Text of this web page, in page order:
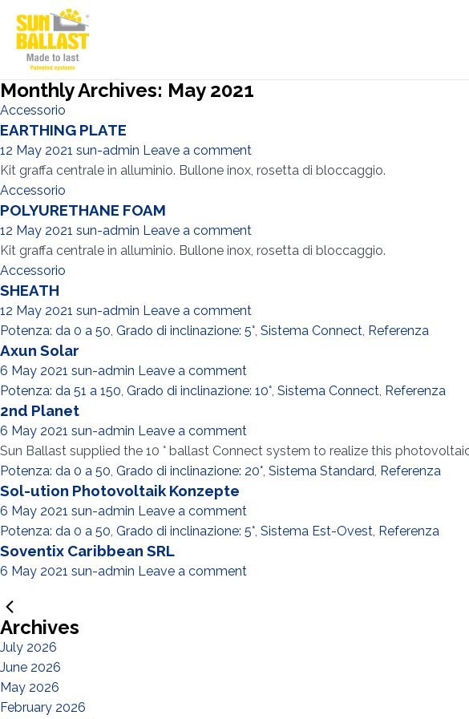
Monthly Archives: May 2021
Accessorio
EARTHING PLATE
12 May 2021 sun-admin Leave a comment
Kit graffa centrale in alluminio. Bullone inox, rosetta di bloccaggio.
Accessorio
POLYURETHANE FOAM
12 May 2021 sun-admin Leave a comment
Kit graffa centrale in alluminio. Bullone inox, rosetta di bloccaggio.
Accessorio
SHEATH
12 May 2021 sun-admin Leave a comment
Potenza: da 0 a 50, Grado di inclinazione: 5°, Sistema Connect, Referenza
Axun Solar
6 May 2021 sun-admin Leave a comment
Potenza: da 51 a 150, Grado di inclinazione: 10°, Sistema Connect, Referenza
2nd Planet
6 May 2021 sun-admin Leave a comment
Sun Ballast supplied the 10 ° ballast Connect system to realize this
Potenza: da 0 a 50, Grado di inclinazione: 20°, Sistema Standard, Referenza
Sol-ution Photovoltaik Konzepte
6 May 2021 sun-admin Leave a comment
Potenza: da 0 a 50, Grado di inclinazione: 5°, Sistema Est-Ovest, Referenza
Soventix Caribbean SRL
6 May 2021 sun-admin Leave a comment
Archives
July 2026
June 2026
May 2026
February 2026